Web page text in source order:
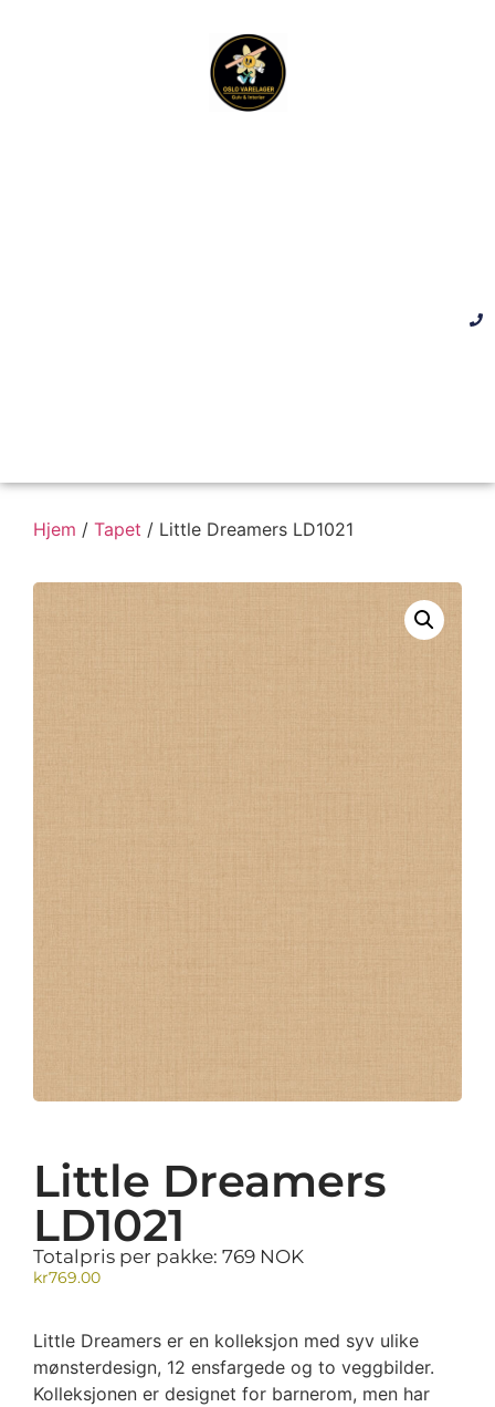
Hjem / Tapet / Little Dreamers LD1021
Little Dreamers
LD1021
Totalpris per pakke: 769 NOK
kr769.00
Little Dreamers er en kolleksjon med syv ulike
mønsterdesign, 12 ensfargede og to veggbilder.
Kolleksjonen er designet for barnerom, men har